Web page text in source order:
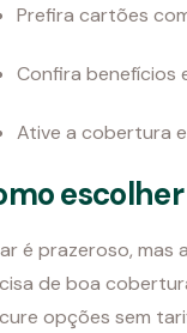
Prefira cartões
Confira benefícios
Ative a cobertura
é prazeroso,
de boa
opções sem